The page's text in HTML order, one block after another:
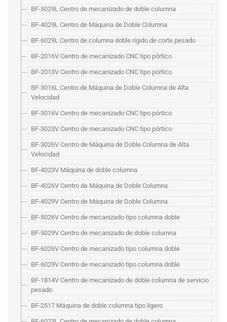
BF-5029L Centro de mecanizado de doble columna
BF-4029L Centro de Máquina de Doble Columna
BF-6029L Centro de columna doble rígido de corte pesado
BF-2016V Centro de mecanizado CNC tipo pórtico
BF-2013V Centro de mecanizado CNC tipo pórtico
BF-3016L Centro de Máquina de Doble Columna de Alta
Velocidad
BF-3016V Centro de mecanizado CNC tipo pórtico
BF-3023V Centro de mecanizado CNC tipo pórtico
BF-3026V Centro de Máquina de Doble Columna de Alta
Velocidad
BF-4023V Máquina de doble columna
BF-4026V Centro de Máquina de Doble Columna
BF-4029V Centro de Máquina de Doble Columna
BF-5026V Centro de mecanizado tipo columna doble
BF-5029V Centro de mecanizado de doble columna
BF-6026V Centro de mecanizado tipo columna doble
BF-6029V Centro de mecanizado tipo columna doble
BF-1814V Centro de mecanizado de doble columna de servicio
pesado
BF-2517 Máquina de doble columna tipo ligero